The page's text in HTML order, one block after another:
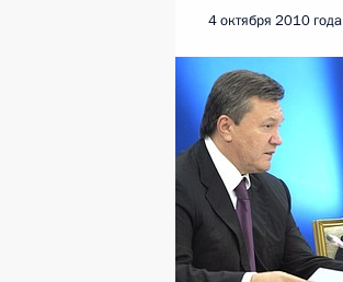
4 октября 2010 года